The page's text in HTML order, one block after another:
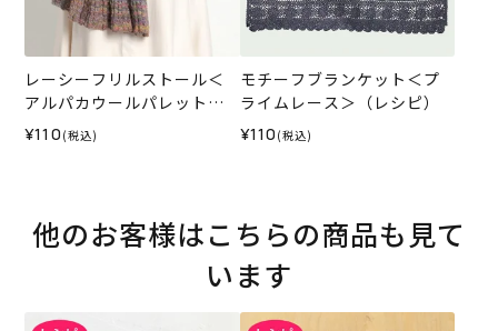
レーシーフリルストール＜
アルパカウールパレット＞
（レシピ）
¥110 (税込)
モチーフブランケット＜プ
ライムレース＞（レシピ）
¥110 (税込)
他のお客様はこちらの商品も見て
います